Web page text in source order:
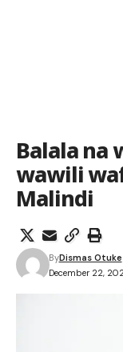
Balala na
wawili
Malindi
December 22,
ByDismas Otuke